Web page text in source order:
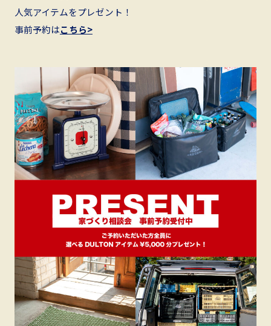
人気アイテムをプレゼント！
事前予約はこちら>